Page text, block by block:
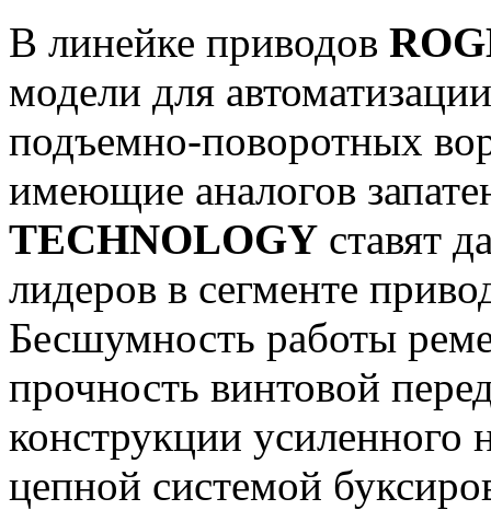
В линейке приводов
модели для
подъемно-поворотных
имеющие аналогов
TECHNOLOGY ставят
лидеров в сегменте
Бесшумность работы
прочность винтовой
конструкции
цепной системой